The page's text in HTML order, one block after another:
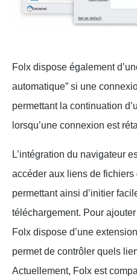
Folx dispose également
automatique” si une
permettant la continuation
lorsqu’une connexion est
L’intégration du navigateur
accéder aux liens de fichiers
permettant ainsi d’initier
téléchargement. Pour
Folx dispose d’une
permet de contrôler quels
Actuellement, Folx est